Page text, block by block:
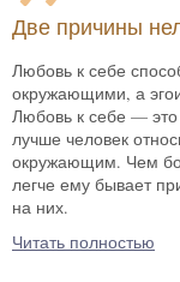
Две причины
Любовь к себе
окружающими, а
Любовь к себе —
лучше человек
окружающим. Чем
легче ему бывает
на них.
Читать полностью